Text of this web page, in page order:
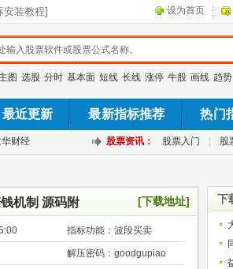
设为首页
主图 选股 分时 基本面 短线 长线 涨停 牛股 画线 趋势
最近更新 最新指标推荐 热门
财经 股票资讯： 股票入门 股
机制 源码附
[下载地址]
指标功能： 波段买卖
解压密码： goodgupiao
下